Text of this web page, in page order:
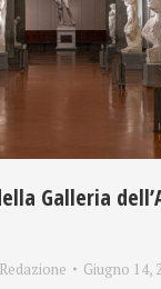
Galleria
Redazione Giugno 14,